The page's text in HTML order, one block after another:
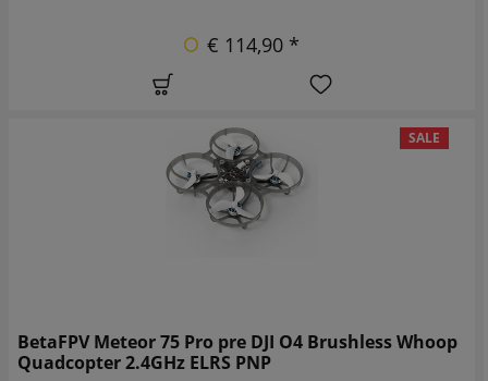
€ 114,90 *
SALE
BetaFPV Meteor 75 Pro pre DJI O4 Brushless Whoop
Quadcopter 2.4GHz ELRS PNP